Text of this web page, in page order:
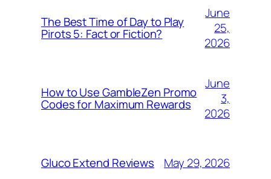
The Best Time of Day to Play
Pirots 5: Fact or Fiction?
June
25,
2026
How to Use GambleZen Promo
Codes for Maximum Rewards
June
3,
2026
Gluco Extend Reviews May 29, 2026